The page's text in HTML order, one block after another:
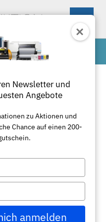
Abläufe
von schildproduktion.de
der modernen
. Unser Sortiment umfasst
Folienverarbeitung
Newsletter und
Angebote
zu Aktionen und
Chance auf einen 200-
anmelden